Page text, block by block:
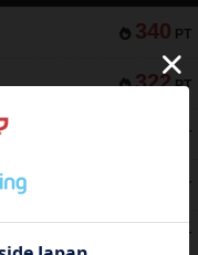
340 PT
322 PT
PT
PT
PT